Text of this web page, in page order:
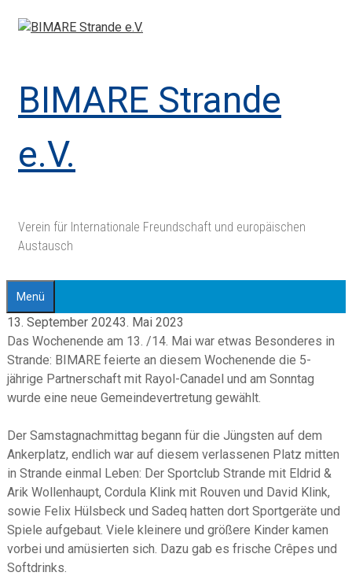
Zum
Inhalt
BIMARE Strande
e.V.
Verein für Internationale Freundschaft und europäischen
Austausch
Menü
13. September 20243. Mai 2023
Das Wochenende am 13. /14. Mai war etwas Besonderes in
Strande: BIMARE feierte an diesem Wochenende die 5-
jährige Partnerschaft mit Rayol-Canadel und am Sonntag
wurde eine neue Gemeindevertretung gewählt.
Der Samstagnachmittag begann für die Jüngsten auf dem
Ankerplatz, endlich war auf diesem verlassenen Platz mitten
in Strande einmal Leben: Der Sportclub Strande mit Eldrid &
Arik Wollenhaupt, Cordula Klink mit Rouven und David Klink,
sowie Felix Hülsbeck und Sadeq hatten dort Sportgeräte und
Spiele aufgebaut. Viele kleinere und größere Kinder kamen
vorbei und amüsierten sich. Dazu gab es frische Crêpes und
Softdrinks.